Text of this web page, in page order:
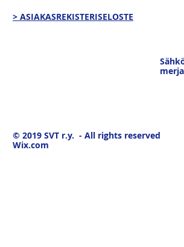
> ASIAKASREKISTERISELOSTE
© 2019 SVT r.y. - All rights reserved
Wix.com